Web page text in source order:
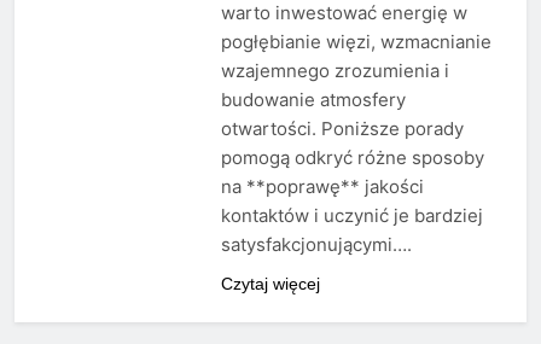
warto inwestować energię w
pogłębianie więzi, wzmacnianie
wzajemnego zrozumienia i
budowanie atmosfery
otwartości. Poniższe porady
pomogą odkryć różne sposoby
na **poprawę** jakości
kontaktów i uczynić je bardziej
satysfakcjonującymi….
Czytaj więcej